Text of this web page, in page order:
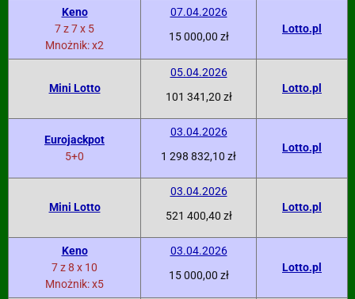
Keno
7 z 7 x 5
Mnożnik: x2
07.04.2026
15 000,00 zł
Lotto.pl
Mini Lotto
05.04.2026
101 341,20 zł
Lotto.pl
Eurojackpot
5+0
03.04.2026
1 298 832,10 zł
Lotto.pl
Mini Lotto
03.04.2026
521 400,40 zł
Lotto.pl
Keno
7 z 8 x 10
Mnożnik: x5
03.04.2026
15 000,00 zł
Lotto.pl